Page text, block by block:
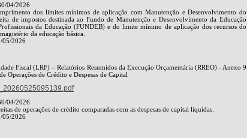
04/2026
dos limites mínimos de aplicação com Manutenção e Desenvolvimento do
de impostos destinada ao Fundo de Manutenção e Desenvolvimento da Educação
da Educação (FUNDEB) e do limite mínimo de aplicação dos recursos do
da educação básica.
05/2026
Fiscal (LRF) – Relatórios Resumidos da Execução Orçamentária (RREO) - Anexo 9
Operações de Crédito e Despesas de Capital
04/2026
de operações de crédito comparadas com as despesas de capital líquidas.
05/2026